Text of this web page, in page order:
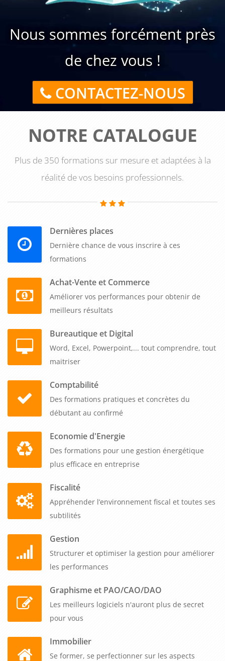
Nous sommes forcément près
de chez vous !
CONTACTEZ-NOUS
NOTRE CATALOGUE
Plus de 350 formations sur mesure et adaptées à la
réalité de vos besoins professionnels.
Dernières places
Dernière chance de vous inscrire à ces
formations
Achat-Vente et Commerce
Améliorer vos performances pour obtenir de
meilleurs résultats
Bureautique et Digital
Word, Excel, Powerpoint,... tout comprendre, tout
maitriser
Comptabilité
Des formations pratiques et concrètes du
débutant au confirmé
Economie d'Energie
Des formations pour une gestion énergétique
plus efficace en entreprise
Fiscalité
Appréhender l’environnement fiscal et toutes ses
subtilités
Gestion
Structurer et optimiser la gestion pour améliorer
les performances
Graphisme et PAO/CAO/DAO
Les meilleurs logiciels n'auront plus de secret
pour vous
Immobilier
Se former, se perfectionner sur les aspects